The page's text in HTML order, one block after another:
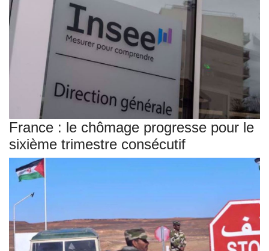
France : le chômage progresse pour le
sixième trimestre consécutif